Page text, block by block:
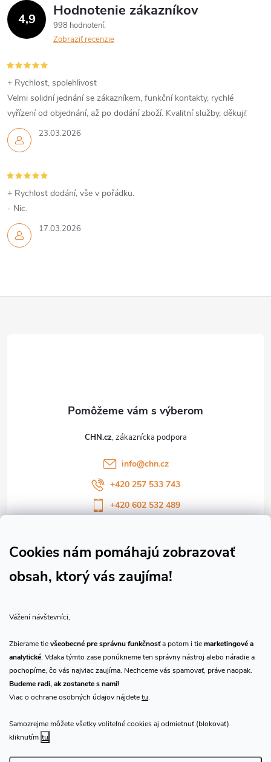
Cookies nám pomáhajú zobrazovať
obsah, ktorý vás zaujíma!
Vážení návštevníci,
Zbierame tievšeobecné pre správnu funkčnosťa potom i tiemarketingové a
analytické. Vďaka týmto zase ponúkneme ten správny nástroj alebo náradie a
pochopíme, čo vás najviac zaujíma. Nechceme vás spamovať, práve naopak.
Budeme radi, ak zostanete s nami!
Viac o ochrane osobných údajov nájdetetu.
Samozrejme môžete všetky voliteľné cookies aj odmietnuť (blokovať)
kliknutím tu
d
a
c
i
e
p
v
k
y
4,9 Hodnotenie zákazníkov
998 hodnotení
Zobraziť recenzie
23.03.2026
+ Rychlost, spolehlivost
Velmi solidní jednání se zákazníkem, funkční kontakty, rychlé
vyřízení od objednání, až po dodání zboží. Kvalitní služby, děkuji!
17.03.2026
+ Rychlost dodání, vše v pořádku.
- Nic.
CHN.cz
info@chn.cz
+420 257 533 743
+420 602 532 489
Sledujte náš vlog CHN_CZ
Prijímame online platby